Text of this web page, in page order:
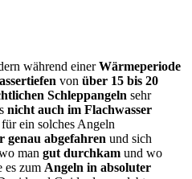
während einerWärmeperiode
von über 15 bis 20
Schleppangeln sehr
nicht auch im Flachwasser
ein solches Angeln
genau abgefahren und sich
man gut durchkam und wo
es zum Angeln in absoluter